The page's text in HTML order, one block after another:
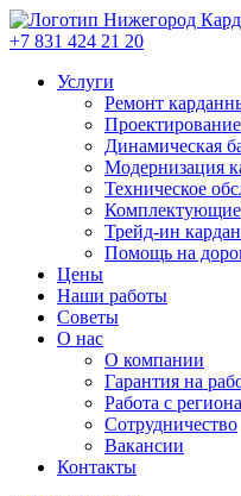
+7 831 424 21 20
Услуги
Ремонт
Динамическая
Модернизация
Техническое
Комплектующие
Трейд-ин
Помощь на
Цены
Наши работы
Советы
О нас
О компании
Гарантия на
Работа с
Сотрудничество
Вакансии
Контакты